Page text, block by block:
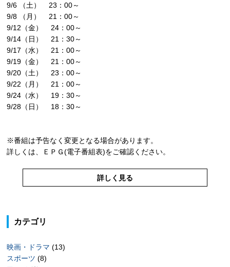
9/6 （土） 23：00～
9/8 （月） 21：00～
9/12（金） 24：00～
9/14（日） 21：30～
9/17（水） 21：00～
9/19（金） 21：00～
9/20（土） 23：00～
9/22（月） 21：00～
9/24（水） 19：30～
9/28（日） 18：30～
※番組は予告なく変更となる場合があります。
詳しくは、ＥＰＧ(電子番組表)をご確認ください。
詳しく見る
カテゴリ
映画・ドラマ (13)
スポーツ (8)